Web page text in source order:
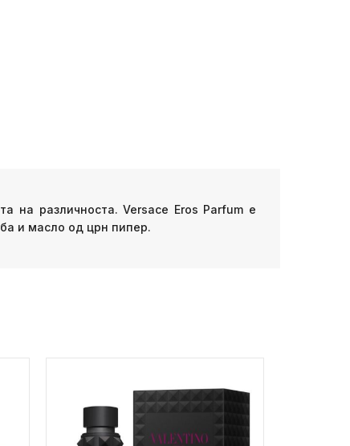
на различноста. Versace Eros Parfum е
и масло од црн пипер.